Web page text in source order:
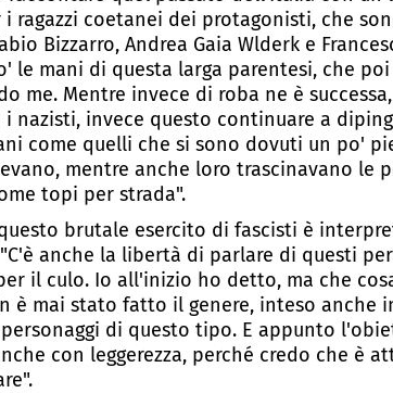
ragazzi coetanei dei protagonisti, che
Bizzarro, Andrea Gaia Wlderk e
le mani di questa larga parentesi, che
me. Mentre invece di roba ne è
i nazisti, invece questo continuare a
come quelli che si sono dovuti un po'
mentre anche loro trascinavano le
topi per strada".
brutale esercito di fascisti è
anche la libertà di parlare di questi
il culo. Io all'inizio ho detto, ma che
è mai stato fatto il genere, inteso anche
di questo tipo. E appunto
con leggerezza, perché credo che è